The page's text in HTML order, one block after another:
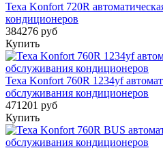
Texa Konfort 720R
кондиционеров
384276 руб
Купить
Texa Konfort 760R 1234yf
обслуживания кондиционеров
471201 руб
Купить